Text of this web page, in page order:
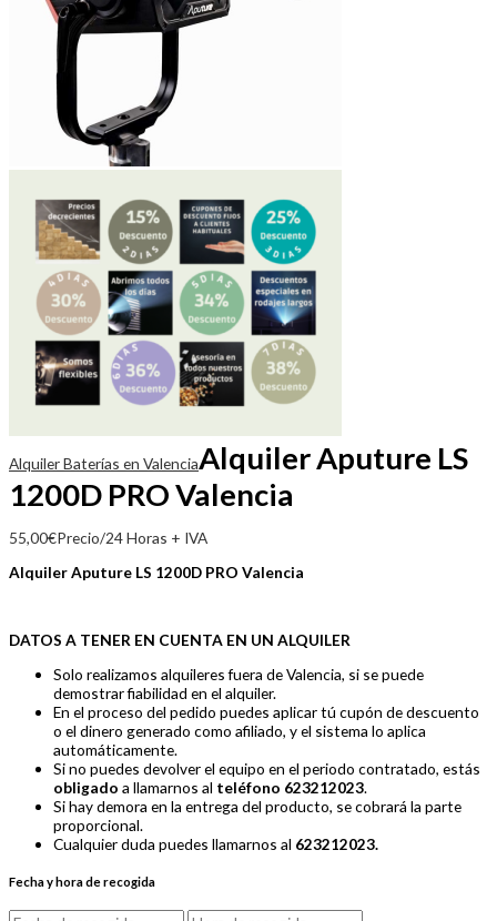
Alquiler Baterías en ValenciaAlquiler Aputure LS
1200D PRO Valencia
55,00€Precio/24 Horas + IVA
Alquiler Aputure LS 1200D PRO Valencia
DATOS A TENER EN CUENTA EN UN ALQUILER
Solo realizamos alquileres fuera de Valencia, si se puede
demostrar fiabilidad en el alquiler.
En el proceso del pedido puedes aplicar tú cupón de descuento
o el dinero generado como afiliado, y el sistema lo aplica
automáticamente.
Si no puedes devolver el equipo en el periodo contratado, estás
obligado a llamarnos al teléfono 623212023.
Si hay demora en la entrega del producto, se cobrará la parte
proporcional.
Cualquier duda puedes llamarnos al 623212023.
Fecha y hora de recogida